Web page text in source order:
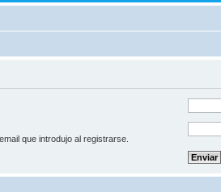
que introdujo al registrarse.